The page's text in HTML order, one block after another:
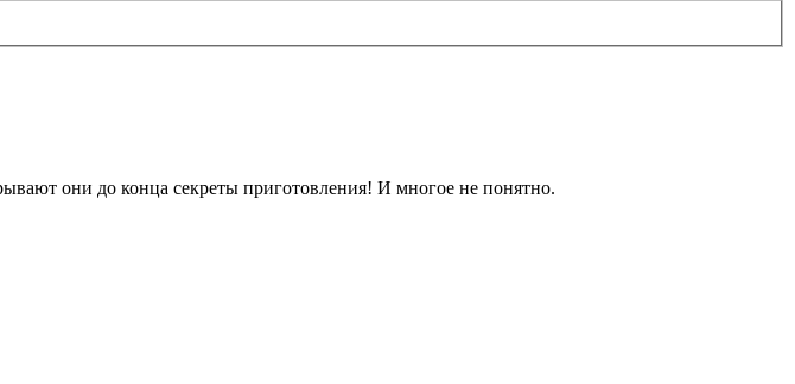
они до конца секреты приготовления! И многое не понятно.